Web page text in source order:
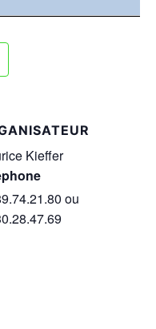
Kieffer
ou